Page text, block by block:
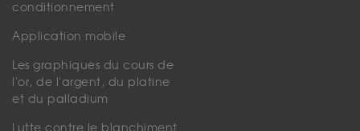
conditionnement
Application mobile
Les graphiques du cours de
l'or, de l'argent, du platine
et du palladium